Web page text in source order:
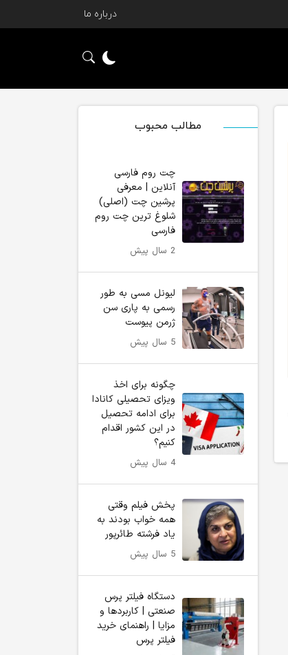
درباره ما
مطالب محبوب
چت روم فارسی
آنلاین | معرفی
پرشین چت (اصلی)
شلوغ ترین چت روم
فارسی
2 سال پیش
لیونل مسی به طور
رسمی به پاری سن
ژرمن پیوست
5 سال پیش
چگونه برای اخذ
ویزای تحصیلی کانادا
برای ادامه تحصیل
در این کشور اقدام
کنیم؟
4 سال پیش
پخش فیلم وقتی
همه خواب بودند به
یاد فرشته طائرپور
5 سال پیش
دستگاه فیلتر پرس
صنعتی | کاربردها و
مزایا | راهنمای خرید
فیلتر پرس